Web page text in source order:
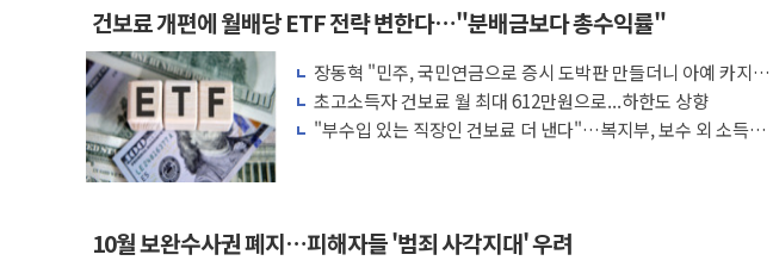
건보료 개편에 월배당 ETF 전략 변한다…"분배금보다 총수익률"
장동혁 "민주, 국민연금으로 증시 도박판 만들더니 아예 카지노
차릴 판"
초고소득자 건보료 월 최대 612만원으로...하한도 상향
"부수입 있는 직장인 건보료 더 낸다"…복지부, 보수 외 소득월
10월 보완수사권 폐지…피해자들 '범죄 사각지대' 우려